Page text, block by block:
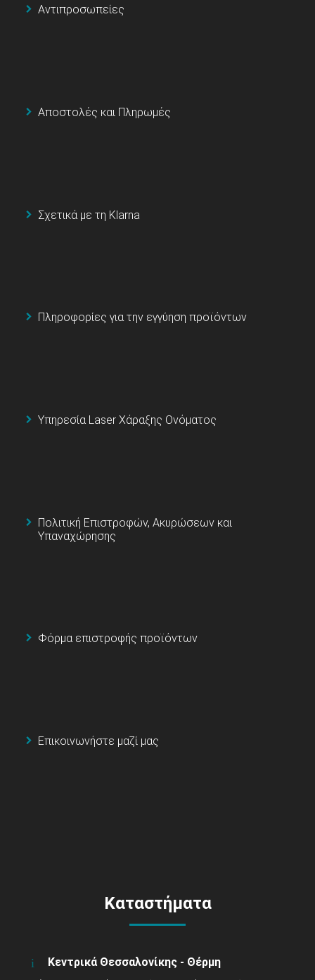
Αντιπροσωπείες
Αποστολές και Πληρωμές
Σχετικά με τη Klarna
Πληροφορίες για την εγγύηση προϊόντων
Υπηρεσία Laser Χάραξης Ονόματος
Πολιτική Επιστροφών, Ακυρώσεων και
Υπαναχώρησης
Φόρμα επιστροφής προϊόντων
Επικοινωνήστε μαζί μας
Καταστήματα
Κεντρικά Θεσσαλονίκης - Θέρμη